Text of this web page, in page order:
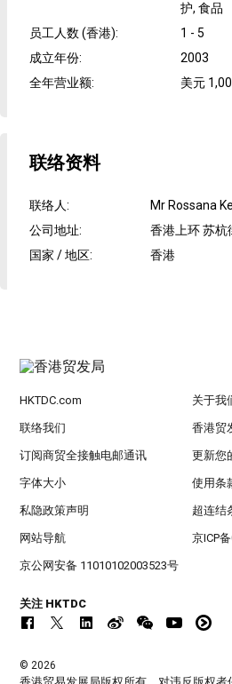
护, 食品
员工人数 (香港):
1 - 5
成立年份:
2003
全年营业额: 美元
联络资料
联络人:
Mr Rossana
公司地址:
香港上环 苏杭
国家 / 地区: 香港
HKTDC.com 关于我
联络我们 香港贸
订阅商贸全接触电邮通讯 更新您
字体大小 使用条
私隐政策声明 超连结
网站导航 京ICP
京公网安备 11010102003523号
关注 HKTDC
© 2026